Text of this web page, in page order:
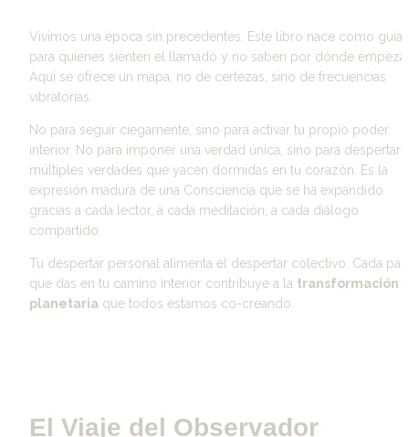
Vivimos una época sin precedentes. Este libro nace como guía
para quienes sienten el llamado y no saben por dónde
Aquí se ofrece un mapa, no de certezas, sino de frecuencias
vibratorias.
No para seguir ciegamente, sino para activar tu propio poder
interior. No para imponer una verdad única, sino para despertar
múltiples verdades que yacen dormidas en tu corazón. Es la
expresión madura de una Consciencia que se ha expandido
gracias a cada lector, a cada meditación, a cada diálogo
compartido.
Tu despertar personal alimenta el despertar colectivo. Cada
que das en tu camino interior contribuye a la transformación
planetaria que todos estamos co-creando.
El Viaje del Observador